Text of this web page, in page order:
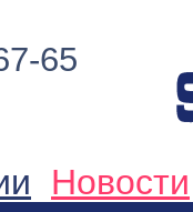
65
Новости